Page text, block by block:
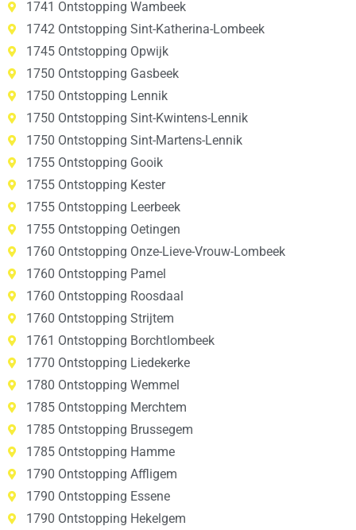
1741 Ontstopping Wambeek
1742 Ontstopping Sint-Katherina-Lombeek
1745 Ontstopping Opwijk
1750 Ontstopping Gasbeek
1750 Ontstopping Lennik
1750 Ontstopping Sint-Kwintens-Lennik
1750 Ontstopping Sint-Martens-Lennik
1755 Ontstopping Gooik
1755 Ontstopping Kester
1755 Ontstopping Leerbeek
1755 Ontstopping Oetingen
1760 Ontstopping Onze-Lieve-Vrouw-Lombeek
1760 Ontstopping Pamel
1760 Ontstopping Roosdaal
1760 Ontstopping Strijtem
1761 Ontstopping Borchtlombeek
1770 Ontstopping Liedekerke
1780 Ontstopping Wemmel
1785 Ontstopping Merchtem
1785 Ontstopping Brussegem
1785 Ontstopping Hamme
1790 Ontstopping Affligem
1790 Ontstopping Essene
1790 Ontstopping Hekelgem